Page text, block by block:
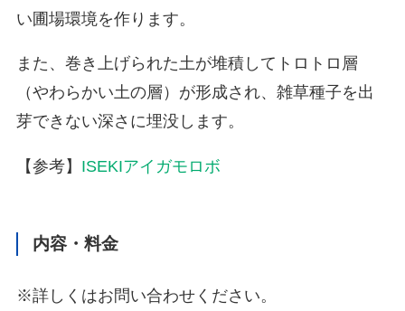
い圃場環境を作ります。
また、巻き上げられた土が堆積してトロトロ層
（やわらかい土の層）が形成され、雑草種子を出
芽できない深さに埋没します。
【参考】 ISEKIアイガモロボ
内容・料金
※詳しくはお問い合わせください。